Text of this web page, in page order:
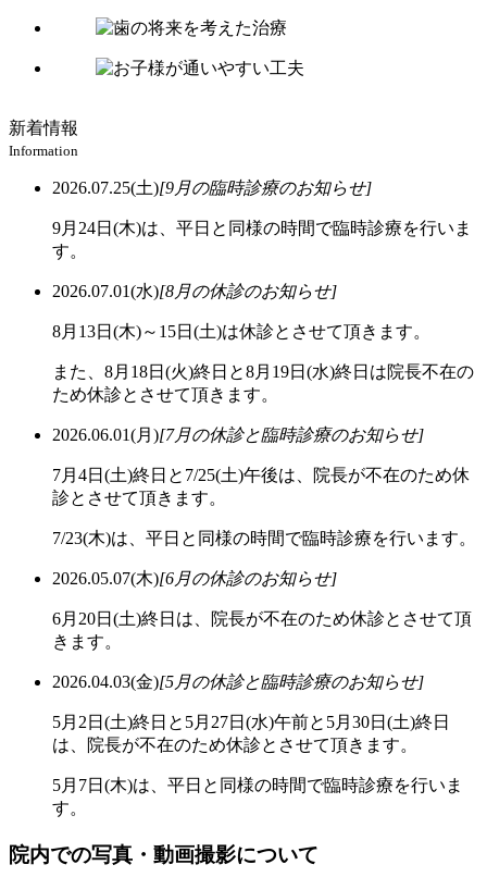
新着情報
Information
2026.07.25(土)[9月の臨時診療のお知らせ]
9月24日(木)は、平日と同様の時間で臨時診療を行いま
す。
2026.07.01(水)[8月の休診のお知らせ]
8月13日(木)～15日(土)は休診とさせて頂きます。
また、8月18日(火)終日と8月19日(水)終日は院長不在の
ため休診とさせて頂きます。
2026.06.01(月)[7月の休診と臨時診療のお知らせ]
7月4日(土)終日と7/25(土)午後は、院長が不在のため休
診とさせて頂きます。
7/23(木)は、平日と同様の時間で臨時診療を行います。
2026.05.07(木)[6月の休診のお知らせ]
6月20日(土)終日は、院長が不在のため休診とさせて頂
きます。
2026.04.03(金)[5月の休診と臨時診療のお知らせ]
5月2日(土)終日と5月27日(水)午前と5月30日(土)終日
は、院長が不在のため休診とさせて頂きます。
5月7日(木)は、平日と同様の時間で臨時診療を行いま
す。
院内での写真・動画撮影について